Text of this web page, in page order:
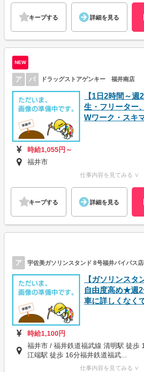
キープする 詳細を見る
NEW
ア パ ドラッグストアゲンキー 福井南店
【1日2時間～
生・フリーター
Wワーク・スキ
時給1,055円～
福井市
仕事内容を見てみる ∨
キープする 詳細を見る
ア 宇佐美ガソリンスタンド 8号福井バイパス
【ガソリンスタ
自由度高め★週
車に詳しくなく
時給1,100円
福井市 / 福井鉄道福武線 清明駅 徒歩
江端駅 徒歩 16分福井鉄道福武...
仕事内容を見てみる ∨